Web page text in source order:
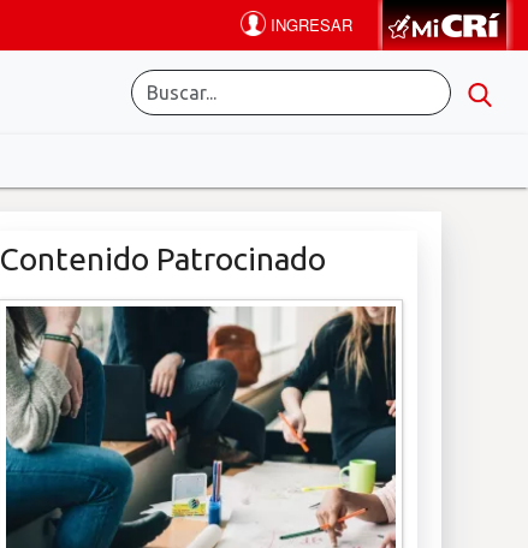
Contenido Patrocinado